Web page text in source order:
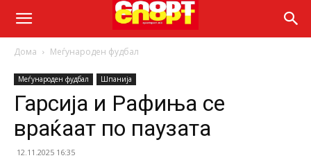
Дома Меѓународен фудбал
Меѓународен фудбал Шпанија
Гарсија и Рафиња се
враќаат по паузата
12.11.2025 16:35